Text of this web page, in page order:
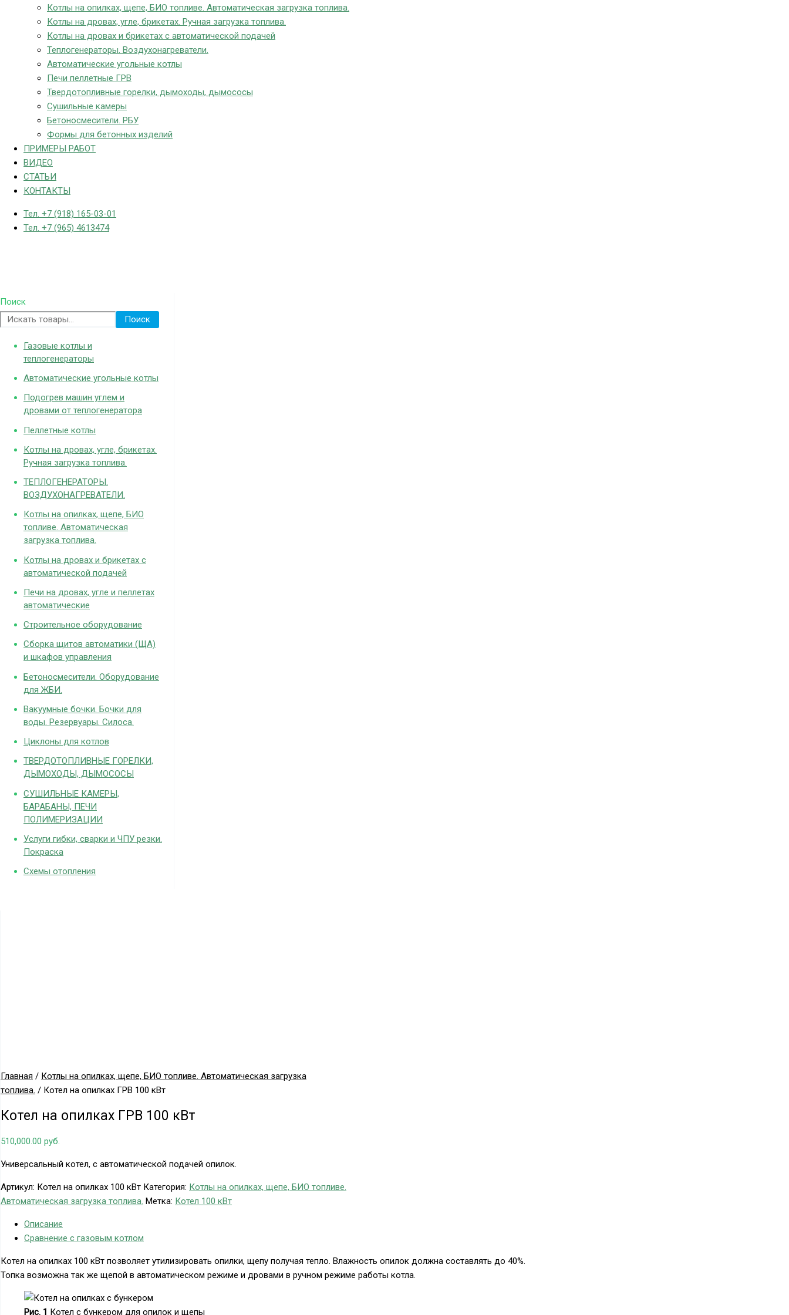
Котлы на опилках, щепе, БИО топливе. Автоматическая загрузка топлива.
Котлы на дровах, угле, брикетах. Ручная загрузка топлива.
Котлы на дровах и брикетах с автоматической подачей
Теплогенераторы. Воздухонагреватели.
Автоматические угольные котлы
Печи пеллетные ГРВ
Твердотопливные горелки, дымоходы, дымососы
Сушильные камеры
Бетоносмесители. РБУ
Формы для бетонных изделий
ПРИМЕРЫ РАБОТ
ВИДЕО
СТАТЬИ
КОНТАКТЫ
Тел. +7 (918) 165-03-01
Тел. +7 (965) 4613474
Поиск
Поиск
Газовые котлы и
теплогенераторы
Автоматические угольные котлы
Подогрев машин углем и
дровами от теплогенератора
Пеллетные котлы
Котлы на дровах, угле, брикетах.
Ручная загрузка топлива.
ТЕПЛОГЕНЕРАТОРЫ.
ВОЗДУХОНАГРЕВАТЕЛИ.
Котлы на опилках, щепе, БИО
топливе. Автоматическая
загрузка топлива.
Котлы на дровах и брикетах с
автоматической подачей
Печи на дровах, угле и пеллетах
автоматические
Строительное оборудование
Сборка щитов автоматики (ЩА)
и шкафов управления
Бетоносмесители. Оборудование
для ЖБИ.
Вакуумные бочки. Бочки для
воды. Резервуары. Силоса.
Циклоны для котлов
ТВЕРДОТОПЛИВНЫЕ ГОРЕЛКИ,
ДЫМОХОДЫ, ДЫМОСОСЫ
СУШИЛЬНЫЕ КАМЕРЫ,
БАРАБАНЫ, ПЕЧИ
ПОЛИМЕРИЗАЦИИ
Услуги гибки, сварки и ЧПУ резки.
Покраска
Схемы отопления
Главная / Котлы на опилках, щепе, БИО топливе. Автоматическая загрузка
топлива. / Котел на опилках ГРВ 100 кВт
Котел на опилках ГРВ 100 кВт
510,000.00 руб.
Универсальный котел, с автоматической подачей опилок.
Артикул: Котел на опилках 100 кВт Категория: Котлы на опилках, щепе, БИО топливе.
Автоматическая загрузка топлива. Метка: Котел 100 кВт
Описание
Сравнение с газовым котлом
Котел на опилках 100 кВт позволяет утилизировать опилки, щепу получая тепло. Влажность опилок должна составлять до 40%.
Топка возможна так же щепой в автоматическом режиме и дровами в ручном режиме работы котла.
Рис. 1 Котел с бункером для опилок и щепы